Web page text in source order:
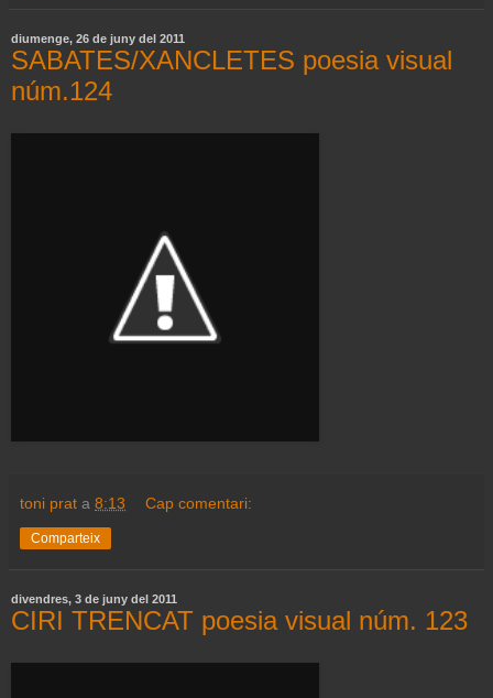
diumenge, 26 de juny del 2011
SABATES/XANCLETES poesia visual
núm.124
toni prat a 8:13 Cap comentari:
Comparteix
divendres, 3 de juny del 2011
CIRI TRENCAT poesia visual núm. 123